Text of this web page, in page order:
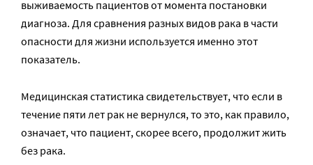
выживаемость пациентов от момента постановки
диагноза. Для сравнения разных видов рака в части
опасности для жизни используется именно этот
показатель.
Медицинская статистика свидетельствует, что если в
течение пяти лет рак не вернулся, то это, как правило,
означает, что пациент, скорее всего, продолжит жить
без рака.